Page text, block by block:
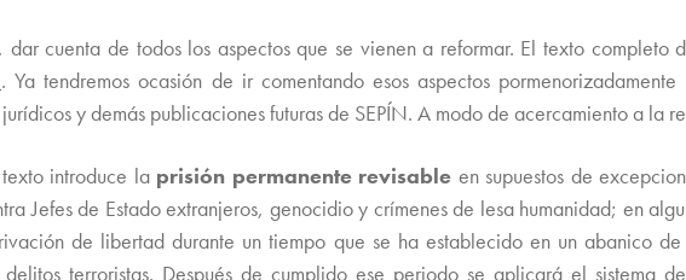
dar cuenta de todos los aspectos que se vienen a reformar. El texto
. Ya tendremos ocasión de ir comentando esos aspectos
y demás publicaciones futuras de SEPÍN. A modo de acercamiento a la
introduce la prisión permanente revisable en supuestos de
Jefes de Estado extranjeros, genocidio y crímenes de lesa humanidad; en
de libertad durante un tiempo que se ha establecido en un abanico
terroristas. Después de cumplido ese periodo se aplicará el sistema